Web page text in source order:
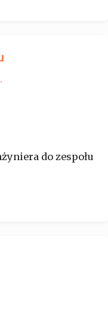
do zespołu